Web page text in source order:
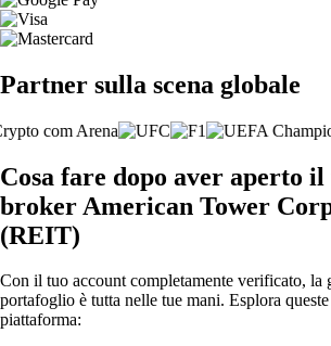
Partner sulla scena globale
Cosa fare dopo aver aperto il
broker American Tower
(REIT)
Con il tuo account completamente verificato, la
portafoglio è tutta nelle tue mani. Esplora
piattaforma: